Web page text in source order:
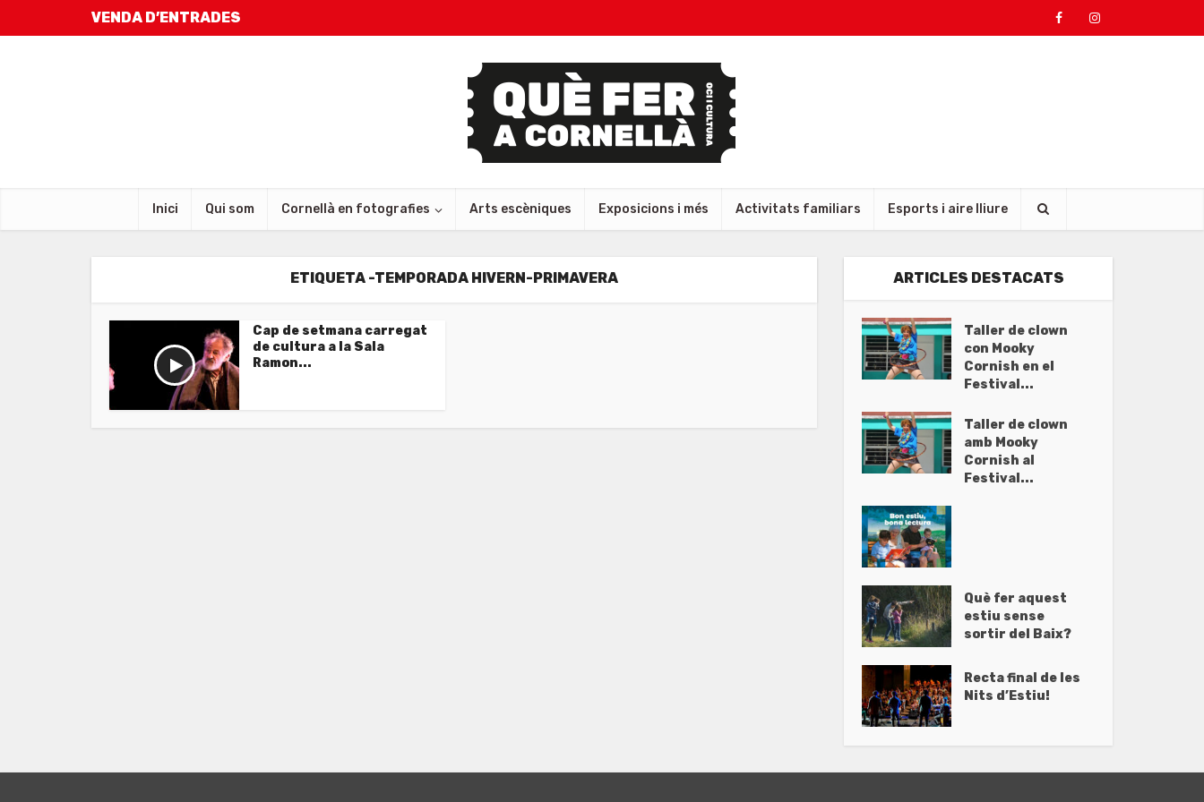
VENDA D’ENTRADES
Inici Qui som Cornellà en fotografies Arts escèniques Exposicions i més Activitats familiars Esports i aire lliure
ETIQUETA -TEMPORADA HIVERN-PRIMAVERA
Cap de setmana carregat
de cultura a la Sala
Ramon...
ARTICLES DESTACATS
Taller de clown
con Mooky
Cornish en el
Festival...
Taller de clown
amb Mooky
Cornish al
Festival...
Què fer aquest
estiu sense
sortir del Baix?
Recta final de les
Nits d’Estiu!